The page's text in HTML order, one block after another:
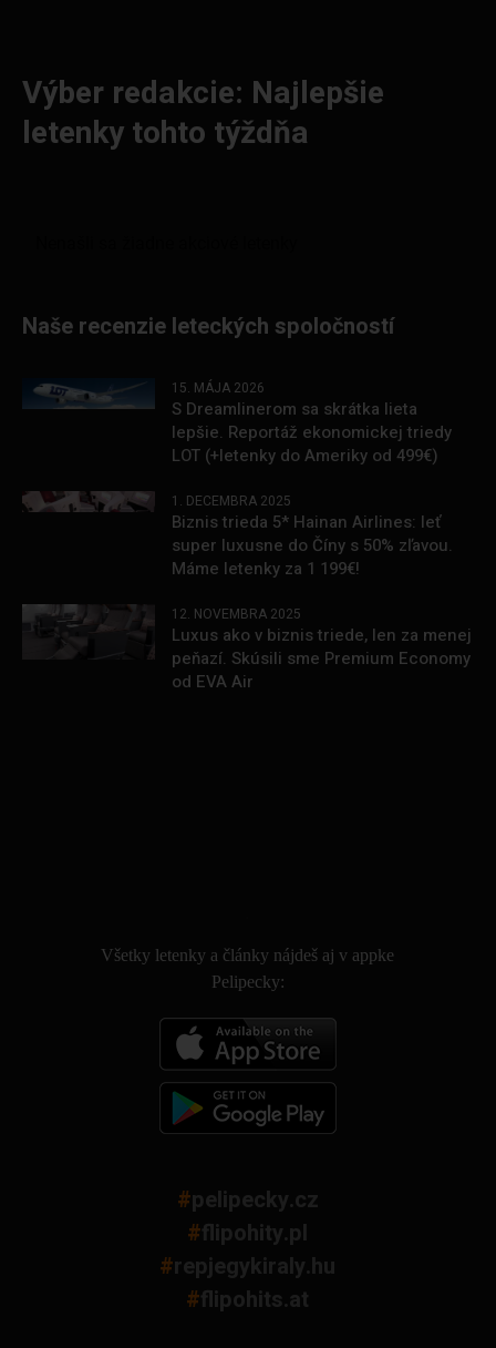
Výber redakcie: Najlepšie
letenky tohto týždňa
Naše recenzie leteckých spoločností
15. MÁJA 2026
S Dreamlinerom sa skrátka lieta
lepšie. Reportáž ekonomickej triedy
LOT (+letenky do Ameriky od 499€)
1. DECEMBRA 2025
Biznis trieda 5* Hainan Airlines: leť
super luxusne do Číny s 50% zľavou.
Máme letenky za 1 199€!
12. NOVEMBRA 2025
Luxus ako v biznis triede, len za menej
peňazí. Skúsili sme Premium Economy
od EVA Air
Všetky letenky a články nájdeš aj v appke
Pelipecky:
#pelipecky.cz
#flipohity.pl
#repjegykiraly.hu
#flipohits.at